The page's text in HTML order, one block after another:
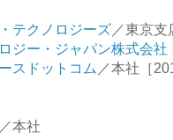
テクノロジーズ ／東京支
ジー・ジャパン株式会社
スドットコム ／本社［
／本社